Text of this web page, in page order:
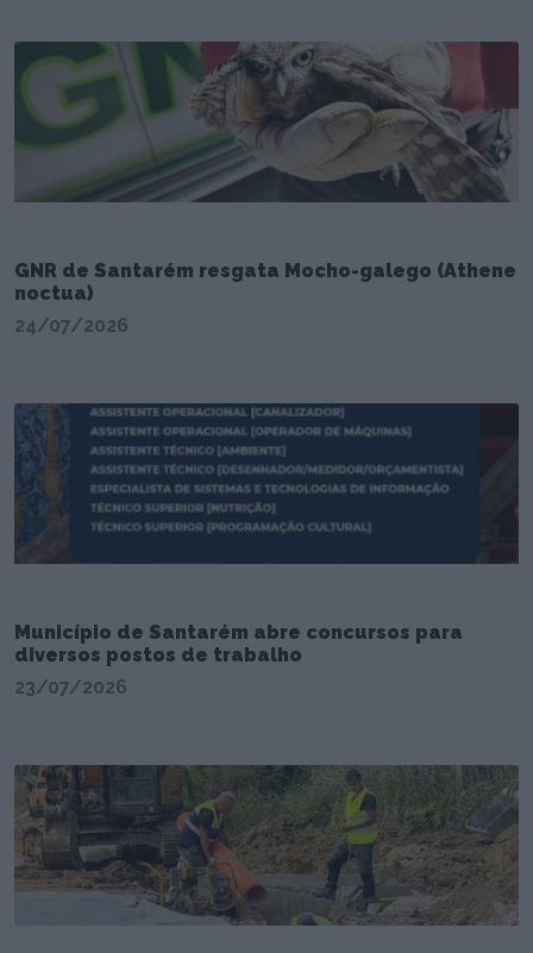
GNR de Santarém resgata Mocho-galego (Athene
noctua)
24/07/2026
Município de Santarém abre concursos para
diversos postos de trabalho
23/07/2026